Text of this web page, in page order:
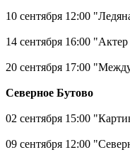
10 сентября 12:00
14 сентября 16:00 "Актер
20 сентября 17:00
Северное Бутово
02 сентября 15:00
09 сентября 12:00